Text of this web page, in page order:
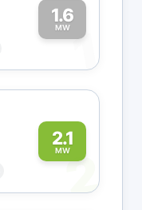
1.6
MW1
2.1
MW2